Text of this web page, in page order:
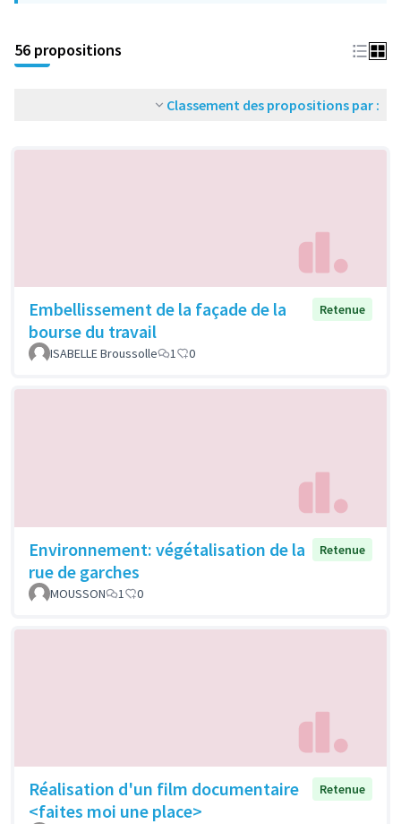
56 propositions
Classement des propositions par :
Embellissement de la façade de la
bourse du travail
Retenue
ISABELLE Broussolle 1 0
Environnement: végétalisation de la
rue de garches
Retenue
MOUSSON 1 0
Réalisation d'un film documentaire
<faites moi une place>
Retenue